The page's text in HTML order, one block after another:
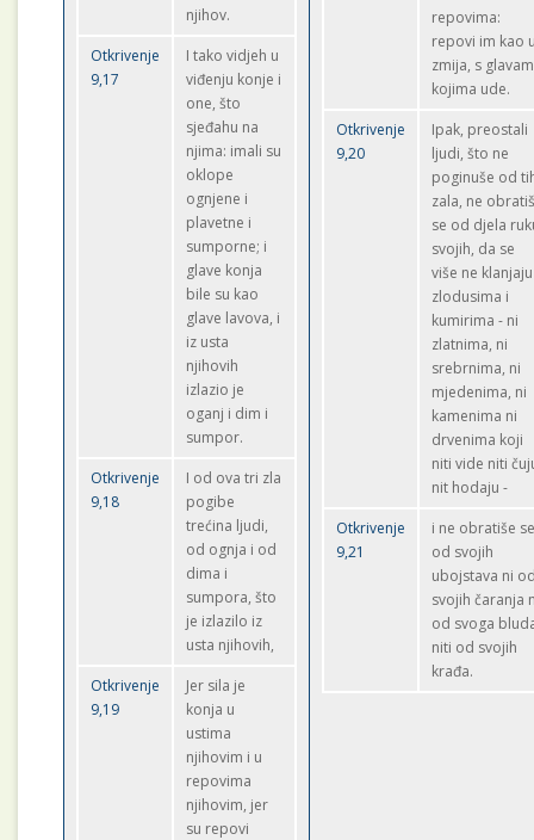
njihov.
Otkrivenje
9,17
I tako vidjeh u
viđenju konje i
one, što
sjeđahu na
njima: imali su
oklope
ognjene i
plavetne i
sumporne; i
glave konja
bile su kao
glave lavova, i
iz usta
njihovih
izlazio je
oganj i dim i
sumpor.
Otkrivenje
9,18
I od ova tri zla
pogibe
trećina ljudi,
od ognja i od
dima i
sumpora, što
je izlazilo iz
usta njihovih,
Otkrivenje
9,19
Jer sila je
konja u
ustima
njihovim i u
repovima
njihovim, jer
su repovi
repovima:
repovi im kao
zmija, s
kojima ude.
Otkrivenje
9,20
Ipak, preostali
ljudi, što ne
poginuše od
zala, ne
se od djela
svojih, da se
više ne klanjaju
zlodusima i
kumirima - ni
zlatnima, ni
srebrnima, ni
mjedenima, ni
kamenima ni
drvenima koji
niti vide niti
nit hodaju -
Otkrivenje
9,21
i ne obratiše
od svojih
ubojstava ni
svojih čaranja
od svoga
niti od svojih
krađa.